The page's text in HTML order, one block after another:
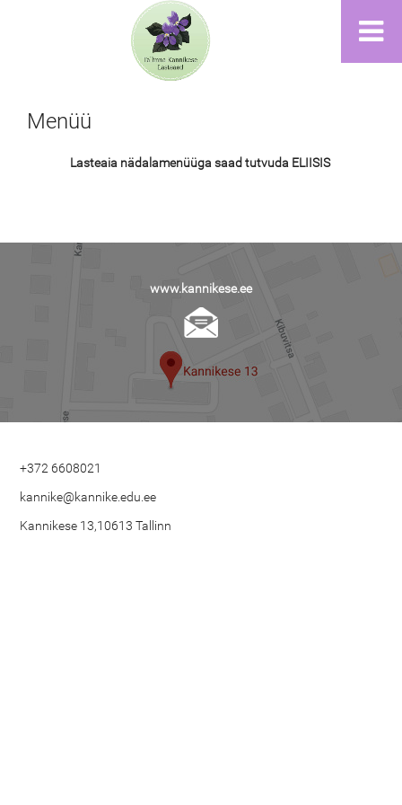
Menüü
Lasteaia nädalamenüüga saad tutvuda ELIISIS
www.kannikese.ee
+372 6608021
kannike@kannike.edu.ee
Kannikese 13,10613 Tallinn